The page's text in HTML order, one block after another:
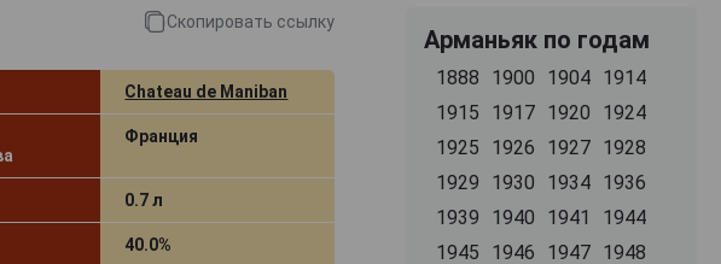
Скопировать ссылку
Chateau de Maniban
Франция
0.7 л
40.0%
Арманьяк по годам
1888 1900 1904 1914
1915
1917 1920
1924
1925
1926 1927 1928
1929
1930 1934 1936
1939
1940 1941
1944
1945
1946 1947 1948